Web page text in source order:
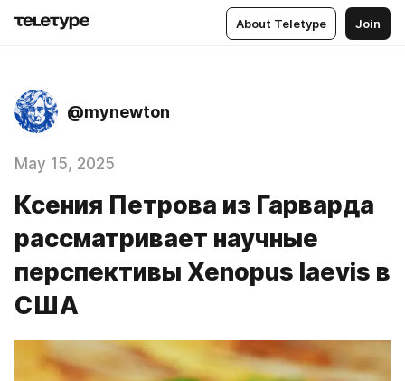
About Teletype Join
@mynewton
May 15, 2025
Ксения Петрова из Гарварда
рассматривает научные
перспективы Xenopus laevis в
США